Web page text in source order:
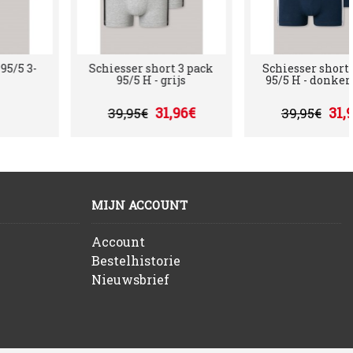
slip 95/5 3- Schiesser short 3 pack
95/5 H - grijs
39,95€
95/
MIJN ACCOUNT
Account
Bestelhistorie
Nieuwsbrief